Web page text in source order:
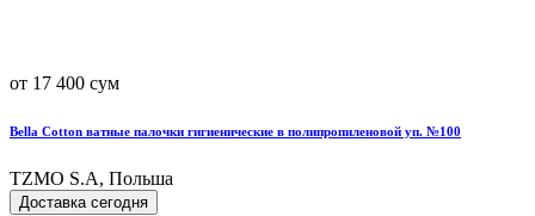
от 17 400 сум
Bella Cotton ватные палочки гигиенические в полипропиленовой уп. №100
TZMO S.A, Польша
Доставка сегодня